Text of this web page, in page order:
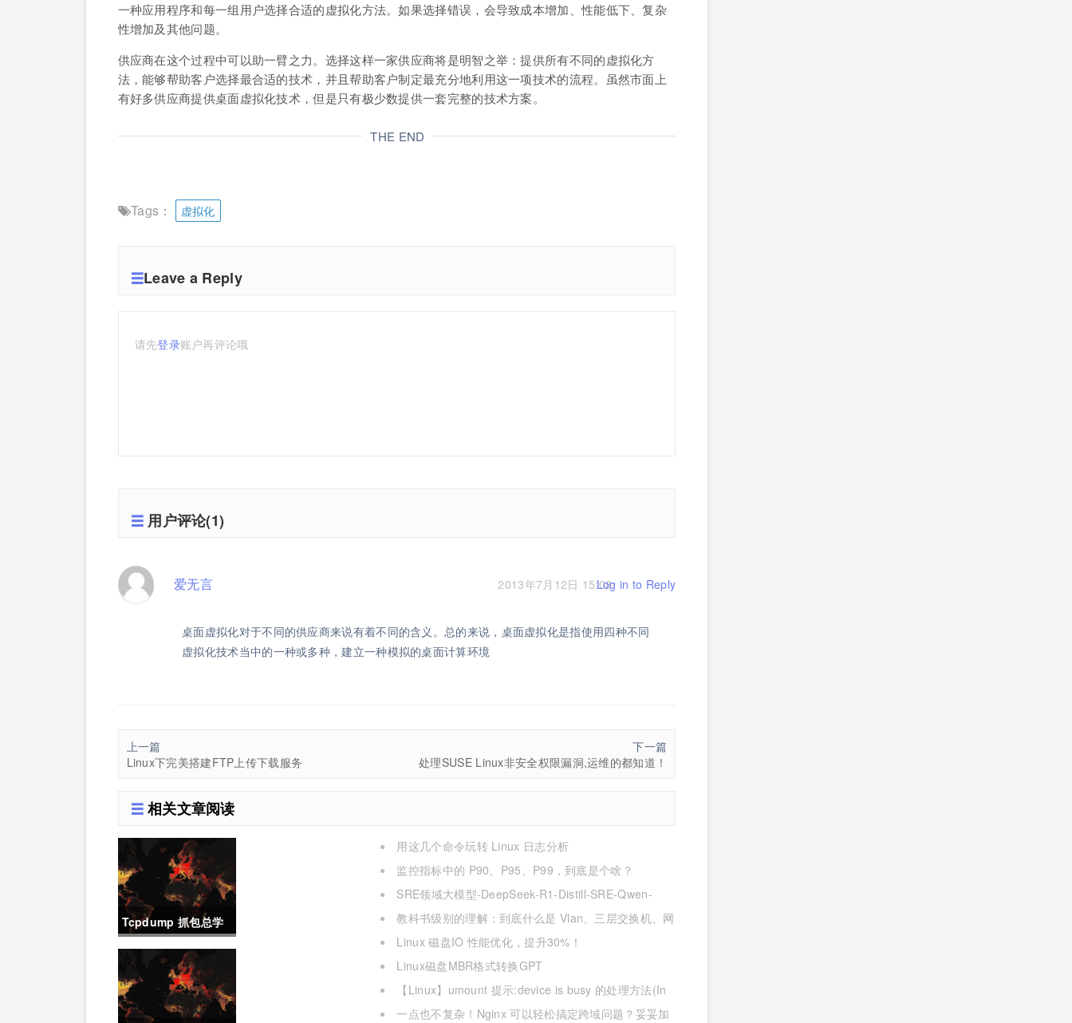
一种应用程序和每一组用户选择合适的虚拟化方法。如果选择错误，会导致成本增加、性能低下、复杂
性增加及其他问题。
供应商在这个过程中可以助一臂之力。选择这样一家供应商将是明智之举：提供所有不同的虚拟化方
法，能够帮助客户选择最合适的技术，并且帮助客户制定最充分地利用这一项技术的流程。虽然市面上
有好多供应商提供桌面虚拟化技术，但是只有极少数提供一套完整的技术方案。
THE END
Tags： 虚拟化
Leave a Reply
请先登录账户再评论哦
用户评论(1)
爱无言 2013年7月12日 15:08Log in to Reply
桌面虚拟化对于不同的供应商来说有着不同的含义。总的来说，桌面虚拟化是指使用四种不同
虚拟化技术当中的一种或多种，建立一种模拟的桌面计算环境
上一篇
Linux下完美搭建FTP上传下载服务
下一篇
处理SUSE Linux非安全权限漏洞,运维的都知道！
相关文章阅读
Tcpdump 抓包总学
不会？这篇保姆级教
程，今天可以拿下！
用这几个命令玩转 Linux 日志分析
监控指标中的 P90、P95、P99，到底是个啥？
SRE领域大模型-DeepSeek-R1-Distill-SRE-Qwen-
32B-INT8
教科书级别的理解：到底什么是 Vlan、三层交换机、网
关与DNS？
Linux 磁盘IO 性能优化，提升30%！
Linux磁盘MBR格式转换GPT
【Linux】umount 提示:device is busy 的处理方法(In
some cases useful info about processes that use )
一点也不复杂！Nginx 可以轻松搞定跨域问题？妥妥加